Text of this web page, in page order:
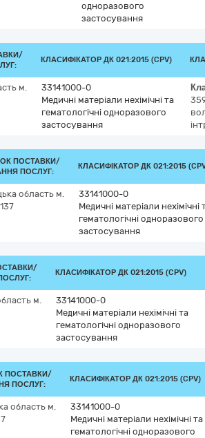
одноразового
застосування
КЛАСИФІКАТОР ДК 021:2015 (CPV)
м.
33141000-0
Медичні матеріали нехімічні та
гематологічні одноразового
застосування
ПОСТАВКИ/
ПОСЛУГ:
КЛАСИФІКАТОР ДК 021:2015
область м.
33141000-0
Медичні матеріали нехімічні
гематологічні одноразового
застосування
КЛАСИФІКАТОР ДК 021:2015 (CPV)
м.
33141000-0
Медичні матеріали нехімічні та
гематологічні одноразового
застосування
ПОСТАВКИ/
ПОСЛУГ:
КЛАСИФІКАТОР ДК 021:2015 (CPV)
область м.
33141000-0
Медичні матеріали нехімічні та
гематологічні одноразового